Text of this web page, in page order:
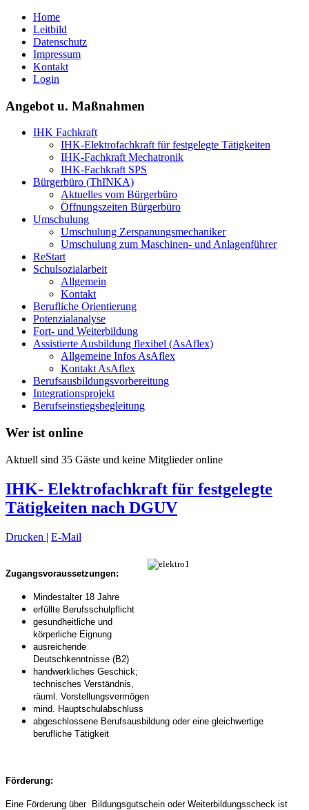
Home
Leitbild
Datenschutz
Impressum
Kontakt
Login
Angebot u. Maßnahmen
IHK Fachkraft
IHK-Elektrofachkraft für festgelegte Tätigkeiten
IHK-Fachkraft Mechatronik
IHK-Fachkraft SPS
Bürgerbüro (ThINKA)
Aktuelles vom Bürgerbüro
Öffnungszeiten Bürgerbüro
Umschulung
Umschulung Zerspanungsmechaniker
Umschulung zum Maschinen- und Anlagenführer
ReStart
Schulsozialarbeit
Allgemein
Kontakt
Berufliche Orientierung
Potenzialanalyse
Fort- und Weiterbildung
Assistierte Ausbildung flexibel (AsAflex)
Allgemeine Infos AsAflex
Kontakt AsAflex
Berufsausbildungsvorbereitung
Integrationsprojekt
Berufseinstiegsbegleitung
Wer ist online
Aktuell sind 35 Gäste und keine Mitglieder online
IHK- Elektrofachkraft für festgelegte
Tätigkeiten nach DGUV
Drucken | E-Mail
Zugangsvoraussetzungen:
Mindestalter 18 Jahre
erfüllte Berufsschulpflicht
gesundheitliche und
körperliche Eignung
ausreichende
Deutschkenntnisse (B2)
handwerkliches Geschick;
technisches Verständnis,
räuml. Vorstellungsvermögen
mind. Hauptschulabschluss
abgeschlossene Berufsausbildung oder eine gleichwertige
berufliche Tätigkeit
Förderung:
Eine Förderung über Bildungsgutschein oder Weiterbildungsscheck ist